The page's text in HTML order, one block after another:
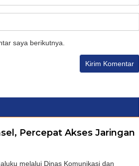
saya berikutnya.
Percepat Akses Jaringan
melalui Dinas Komunikasi dan